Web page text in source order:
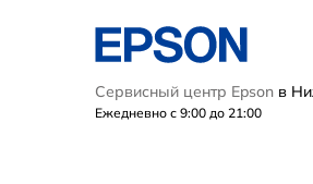
Сервисный центр Epson в
Ежедневно с 9:00 до 21:00